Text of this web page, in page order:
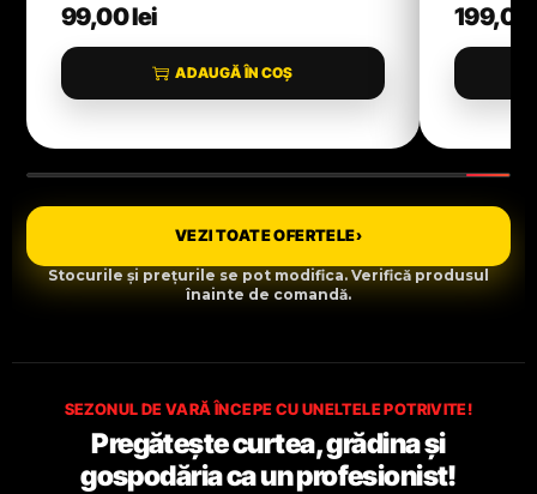
99,00lei
ADAUGĂ ÎN COȘ
199,00
VEZI TOATE OFERTELE›
Stocurile și prețurile se pot modifica. Verifică produsul
înainte de comandă.
SEZONUL DE VARĂ ÎNCEPE CU UNELTELE POTRIVITE!
Pregătește curtea, grădina și
gospodăria ca un profesionist!